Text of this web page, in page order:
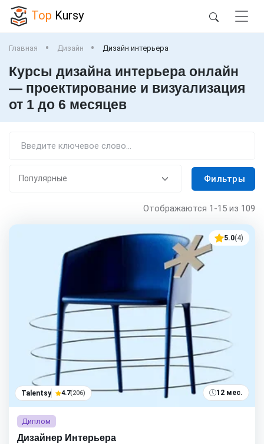
Top Kursy
Главная Дизайн Дизайн интерьера
Курсы дизайна интерьера онлайн
— проектирование и визуализация
от 1 до 6 месяцев
Фильтры
Отображаются 1-15 из 109
5.0(4)
Talentsy 4.7(206) 12 мес.
Диплом
Дизайнер Интерьера